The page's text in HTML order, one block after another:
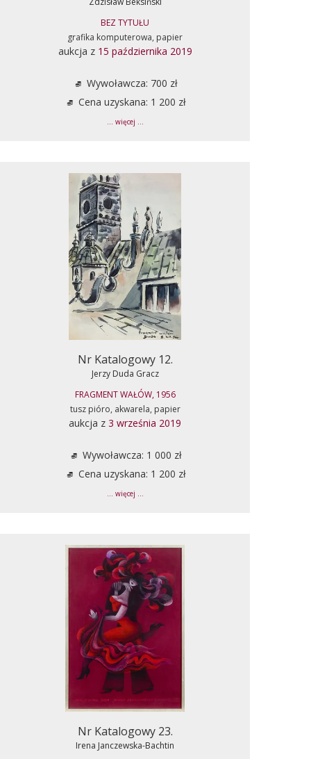
BEZ TYTUŁU
grafika komputerowa, papier
aukcja z 15 października 2019
Wywoławcza: 700 zł
Cena uzyskana: 1 200 zł
... więcej ...
Nr Katalogowy 12.
Jerzy Duda Gracz
FRAGMENT WAŁÓW, 1956
tusz pióro, akwarela, papier
aukcja z 3 września 2019
Wywoławcza: 1 000 zł
Cena uzyskana: 1 200 zł
... więcej ...
Nr Katalogowy 23.
Irena Janczewska-Bachtin